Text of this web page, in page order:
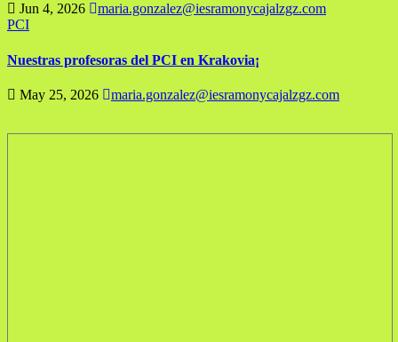
Jun 4, 2026
maria.gonzalez@iesramonycajalzgz.com
PCI
Nuestras profesoras del PCI en Krakovia¡
May 25, 2026 maria.gonzalez@iesramonycajalzgz.com